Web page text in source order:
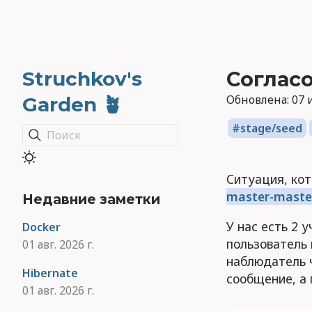
Struchkov's
Garden 🪴
Поиск
Недавние заметки
Docker
01 авг. 2026 г.
Hibernate
01 авг. 2026 г.
Обновлена: 07
stage/seed
Ситуация,
master-
У нас есть 2
наблюдатель
сообщение, а